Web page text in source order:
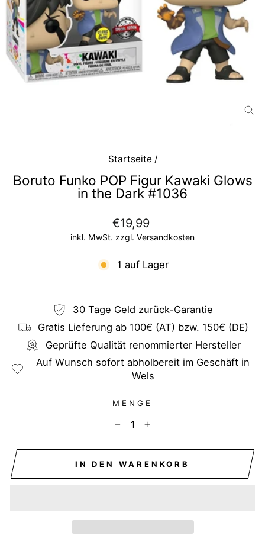
Startseite /
Boruto Funko POP Figur Kawaki Glows
in the Dark #1036
Normaler
Preis
€19,99
inkl. MwSt. zzgl. Versandkosten
1 auf Lager
30 Tage Geld zurück-Garantie
Gratis Lieferung ab 100€ (AT) bzw. 150€ (DE)
Geprüfte Qualität renommierter Hersteller
Auf Wunsch sofort abholbereit im Geschäft in
Wels
MENGE
+
IN DEN WARENKORB